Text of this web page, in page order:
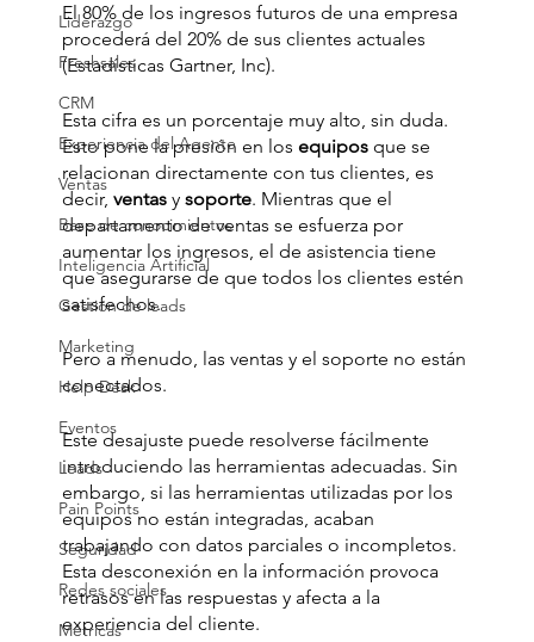
Liderazgo
Freshsales
CRM
Experiencia del Agente
Ventas
Base de conocimientos
Inteligencia Artificial
Gestión de leads
Marketing
Help Desk
Eventos
Leads
Pain Points
Seguridad
Redes sociales
Métricas
El 80% de los ingresos futuros de una empresa
procederá del 20% de sus clientes actuales
(Estadísticas Gartner, Inc).
Esta cifra es un porcentaje muy alto, sin duda.
Esto pone la presión en los equipos que se
relacionan directamente con tus clientes, es
decir, ventas y soporte. Mientras que el
departamento de ventas se esfuerza por
aumentar los ingresos, el de asistencia tiene
que asegurarse de que todos los clientes estén
satisfechos.
Pero a menudo, las ventas y el soporte no están
conectados.
Este desajuste puede resolverse fácilmente
introduciendo las herramientas adecuadas. Sin
embargo, si las herramientas utilizadas por los
equipos no están integradas, acaban
trabajando con datos parciales o incompletos.
Esta desconexión en la información provoca
retrasos en las respuestas y afecta a la
experiencia del cliente.